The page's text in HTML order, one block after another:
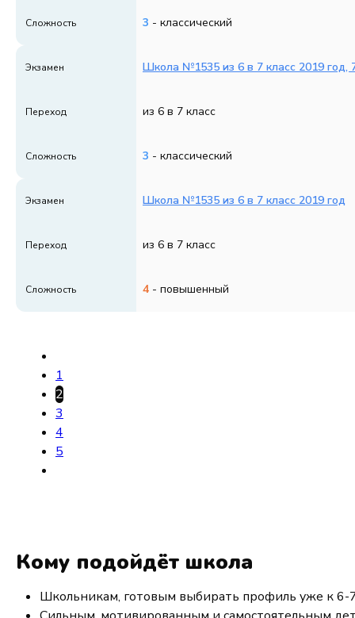
Сложность 3 - классический
Экзамен Школа №1535 из 6 в 7 класс 2019 год,
Переход из 6 в 7 класс
Сложность 3 - классический
Экзамен Школа №1535 из 6 в 7 класс 2019 год
Переход из 6 в 7 класс
Сложность 4 - повышенный
1
2
3
4
5
Кому подойдёт школа
Школьникам, готовым выбирать профиль уже к 6-7